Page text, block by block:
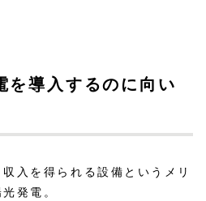
を導入するのに向い
入を得られる設備というメリ
発電。